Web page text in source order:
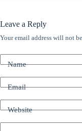
Leave a Reply
Your email address will not
Name
Email
Website